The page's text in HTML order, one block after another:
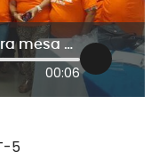
Nora Vélez, coordinadora mesa departamental de víctimas, Quindío
00:06
5